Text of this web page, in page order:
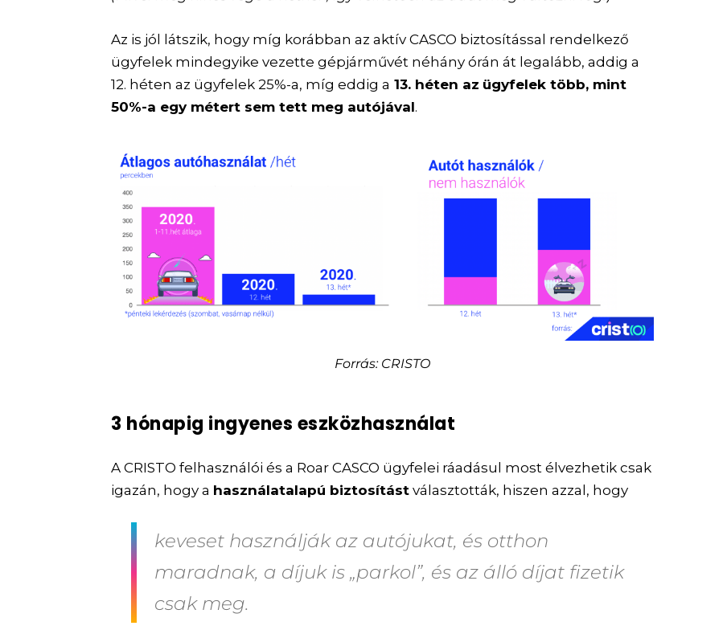
Az is jól látszik, hogy míg korábban az aktív CASCO biztosítással rendelkező
ügyfelek mindegyike vezette gépjárművét néhány órán át legalább, addig a
12. héten az ügyfelek 25%-a, míg eddig a 13. héten az ügyfelek több, mint
50%-a egy métert sem tett meg autójával.
Forrás: CRISTO
3 hónapig ingyenes eszközhasználat
A CRISTO felhasználói és a Roar CASCO ügyfelei ráadásul most élvezhetik csak
igazán, hogy a használatalapú biztosítást választották, hiszen azzal, hogy
keveset használják az autójukat, és otthon
maradnak, a díjuk is „parkol”, és az álló díjat fizetik
csak meg.